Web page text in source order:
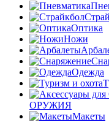
Оптика
Ножи
Одежда
ОРУЖИЯ
Макеты